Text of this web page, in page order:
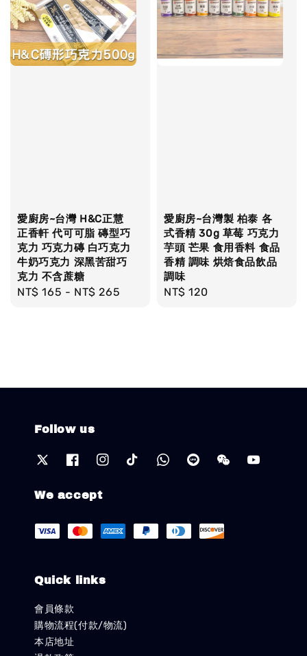
愛廚房~台灣 H&C正慧
正香軒 代可可脂 磚型巧
克力 巧克力磚 白巧克力
牛奶巧克力 深黑苦甜巧
克力 不含蔗糖
Regular
NT$ 165 - NT$ 265
愛廚房~台灣製 柏泰 各
式香精 30g 草莓 巧克力
芋頭 芒果 食用香料 食品
香精 調味 烘焙食品飲品
調味
Regular
NT$ 120
Follow us
We accept
Quick links
會員條款
購物流程(付款/物流)
本店地址